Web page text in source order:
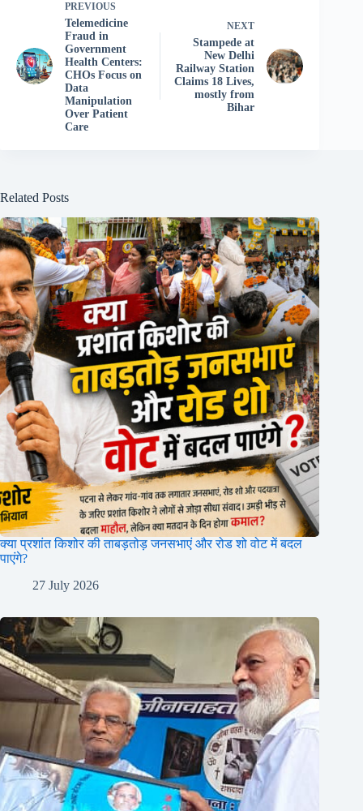
PREVIOUS
Telemedicine
Fraud in
Government
Health Centers:
CHOs Focus on
Data
Manipulation
Over Patient
Care
NEXT
Stampede at
New Delhi
Railway Station
Claims 18 Lives,
mostly from
Bihar
Related Posts
क्या प्रशांत किशोर की ताबड़तोड़ जनसभाएं और रोड शो वोट में बदल
पाएंगे?
27 July 2026